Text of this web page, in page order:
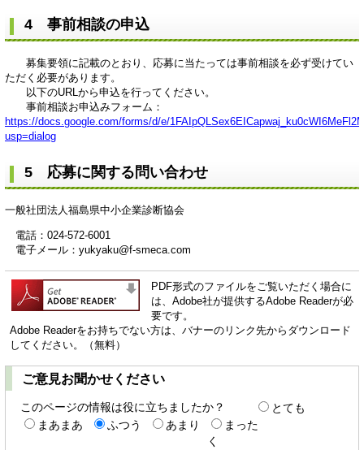
4 事前相談の申込
募集要領に記載のとおり、応募に当たっては事前相談を必ず受けてい
ただく必要があります。
以下のURLから申込を行ってください。
事前相談お申込みフォーム：
https://docs.google.com/forms/d/e/
usp=dialog
5 応募に関する問い合わせ
一般社団法人福島県中小企業診断協会
電話：024-572-6001
電子メール：yukyaku@f-smeca.com​
PDF形式のファイルをご覧いただく場合に
は、Adobe社が提供するAdobe Readerが必
要です。
Adobe Readerをお持ちでない方は、バナーのリンク先からダウンロード
してください。（無料）
ご意見お聞かせください
このページの情報は役に立ちましたか？
とても
まあまあ
ふつう あまり
まった
く